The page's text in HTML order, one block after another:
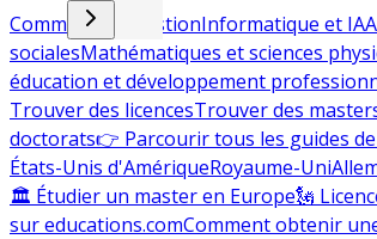
Commerce et gestionInformatique et IA
socialesMathématiques et sciences
éducation et développement
Trouver des licencesTrouver des
doctorats👉 Parcourir tous les guides
États-Unis d'AmériqueRoyaume-Uni
🏛 Étudier un master en Europe🗽
sur educations.comComment obtenir